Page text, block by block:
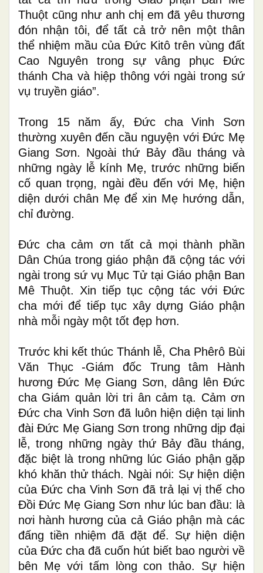
Thuột cũng như anh chị em đã yêu thương
đón nhận tôi, để tất cả trở nên một thân
thể nhiệm mầu của Đức Kitô trên vùng đất
Cao Nguyên trong sự vâng phục Đức
thánh Cha và hiệp thông với ngài trong sứ
vụ truyền giáo”.
Trong 15 năm ấy, Đức chaVinh Sơn
thường xuyên đến cầu nguyện với Đức Mẹ
Giang Sơn. Ngoài thứ Bảy đầu tháng và
những ngày lễ kính Mẹ, trước những biến
cố quan trọng, ngài đều đến với Mẹ, hiện
diện dưới chân Mẹ để xin Mẹ hướng dẫn,
chỉ đường.
Đức cha cảm ơn tất cả mọi thành phần
Dân Chúa trong giáo phận đã cộng tác với
ngài trong sứ vụ Mục Tử tại Giáo phận Ban
Mê Thuột. Xin tiếp tục cộng tác với Đức
cha mới để tiếp tục xây dựng Giáo phận
nhà mỗi ngày một tốt đẹp hơn.
Trước khi kết thúc Thánh lễ, Cha Phêrô Bùi
Văn Thục -Giám đốc Trung tâm Hành
hương Đức Mẹ Giang Sơn, dâng lên Đức
cha Giám quản lời tri ân cảm tạ. Cảm ơn
Đức cha Vinh Sơn đã luôn hiện diện tại linh
đài Đức Mẹ Giang Sơn trong những dịp đại
lễ, trong những ngày thứ Bảy đầu tháng,
đặc biệt là trong những lúc Giáo phận gặp
khó khăn thử thách. Ngài nói: Sự hiện diện
của Đức cha Vinh Sơn đã trả lại vị thế cho
Đồi Đức Mẹ Giang Sơn như lúc ban đầu: là
nơi hành hương của cả Giáo phận mà các
đấng tiền nhiệm đã đặt để. Sự hiện diện
của Đức cha đã cuốn hút biết bao người về
bên Mẹ với tấm lòng con thảo. Sự hiện